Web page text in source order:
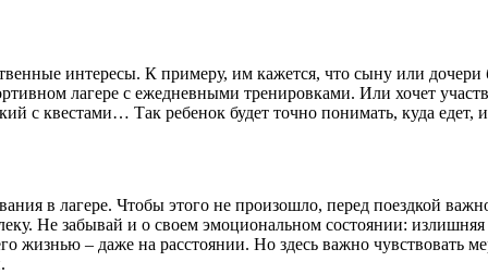
интересы. К примеру, им кажется, что сыну или
лагере с ежедневными тренировками. Или хочет
с квестами… Так ребенок будет точно понимать, куда едет,
в лагере. Чтобы этого не произошло, перед поездкой
Не забывай и о своем эмоциональном состоянии:
жизнью – даже на расстоянии. Но здесь важно чувствовать